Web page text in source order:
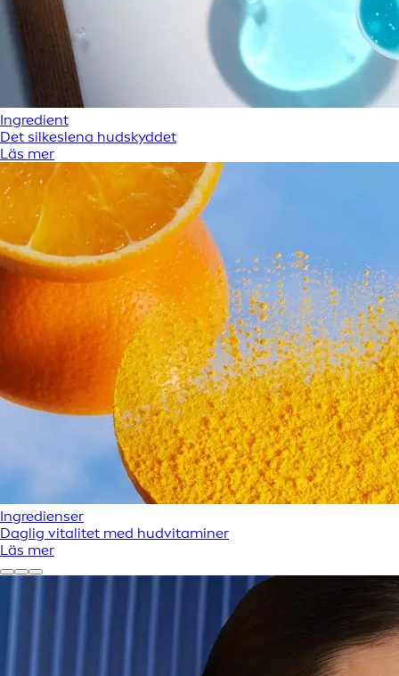
Ingredient
Det silkeslena hudskyddet
Läs mer
Ingredienser
Daglig vitalitet med hudvitaminer
Läs mer